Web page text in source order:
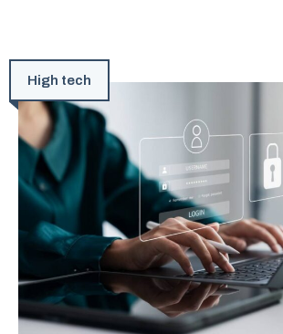
High tech